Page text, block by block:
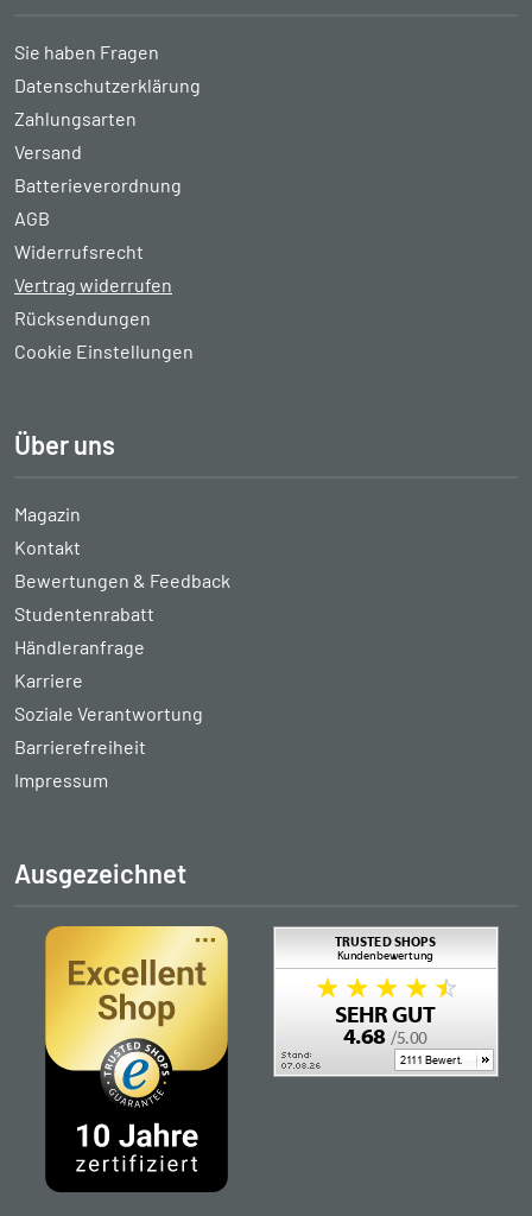
Sie haben Fragen
Datenschutzerklärung
Zahlungsarten
Versand
Batterieverordnung
AGB
Widerrufsrecht
Vertrag widerrufen
Rücksendungen
Cookie Einstellungen
Über uns
Magazin
Kontakt
Bewertungen & Feedback
Studentenrabatt
Händleranfrage
Karriere
Soziale Verantwortung
Barrierefreiheit
Impressum
Ausgezeichnet